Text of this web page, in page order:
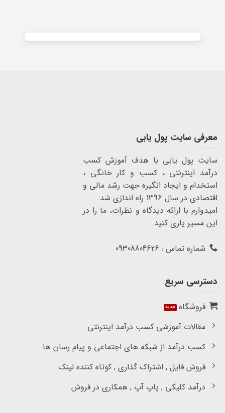
معرفی سایت پول یابی
سایت پول یابی با هدف آموزش کسب
درآمد اینترنتی ، کسب و کار خانگی ،
استخدام و ایجاد انگیزه جهت رشد مالی و
اقتصادی در سال 1396 راه اندازی شد.
امیدوارم با ارائه دیدگاه و نظرات، ما را در
این مسیر یاری کنید.
شماره تماس : 09308804626
دسترسی سریع
فروشگاه
مقالات آموزشی کسب درآمد اینترنتی
کسب درآمد از شبکه های اجتماعی و پیام رسان ها
فروش فایل , اشتراک گذاری , کوتاه کننده لینک
درآمد کلیکی , پاپ آپ , همکاری در فروش